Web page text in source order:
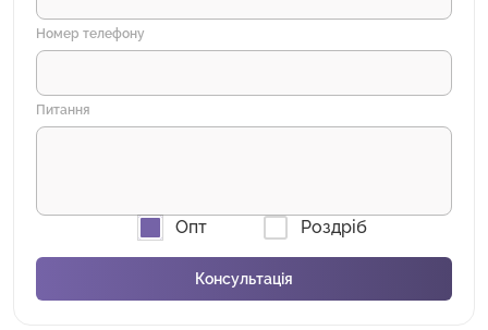
Номер телефону
Питання
Опт Роздріб